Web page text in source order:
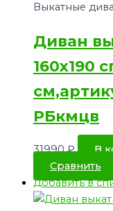
Выкатные
Диван
160х190
РБкмцв
31990₽
В
Сравнить
Добавить в